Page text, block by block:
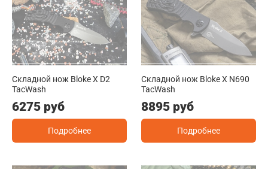
Складной нож Bloke X D2
TacWash
6275 руб
Подробнее
Складной нож Bloke X N690
TacWash
8895 руб
Подробнее